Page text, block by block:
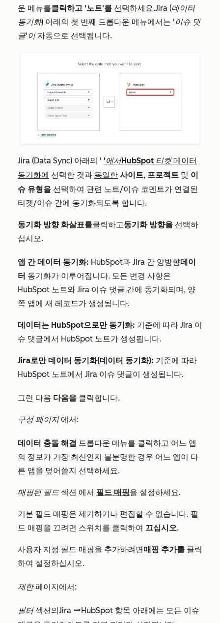
운 메뉴를클릭하고 '노트'를 선택하세요.Jira (데이터
동기화) 아래의 첫 번째 드롭다운 메뉴에서는 '이슈 댓
글'이자동으로 선택됩니다.
Jira (Data Sync) 아래의 ' '에서HubSpot 티켓데이터
동기화에
선택한 것과 동일한 사이트, 프로젝트 및 이
슈 유형을 선택하여 관련 노트/이슈 코멘트가 연결된
티켓/이슈 간에 동기화되도록 합니다.
동기화 방향 화살표를클릭하고동기화 방향을 선택하
십시오.
앱 간 데이터 동기화: HubSpot과 Jira 간 양방향데이
터 동기화가 이루어집니다. 모든 변경 사항은
HubSpot 노트와 Jira 이슈 댓글 간에 동기화되며, 양
쪽 앱에 새 레코드가 생성됩니다.
데이터는 HubSpot으로만 동기화: 기준에 따라 Jira 이
슈 댓글에서 HubSpot 노트가 생성됩니다.
Jira로만 데이터 동기화(데이터 동기화): 기준에 따라
HubSpot 노트에서 Jira 이슈 댓글이 생성됩니다.
그런 다음 다음을 클릭합니다.
구성 페이지 에서:
데이터 충돌 해결 드롭다운 메뉴를 클릭하고 어느 앱
의 정보가 가장 최신인지 불분명한 경우 어느 앱이 다
른 앱을 덮어쓸지 선택하세요.
매핑된 필드 섹션 에서 필드 매핑을 설정하세요.
기본 필드 매핑은 제거하거나 편집할 수 없습니다. 필
드 매핑을 끄려면 스위치를 클릭하여 끄십시오.
사용자 지정 필드 매핑을 추가하려면매핑 추가를 클릭
하여 설정하십시오.
제한페이지에서:
필터섹션의 Jira dataSyncRightHubSpot 항목 아래에는 모든 이슈